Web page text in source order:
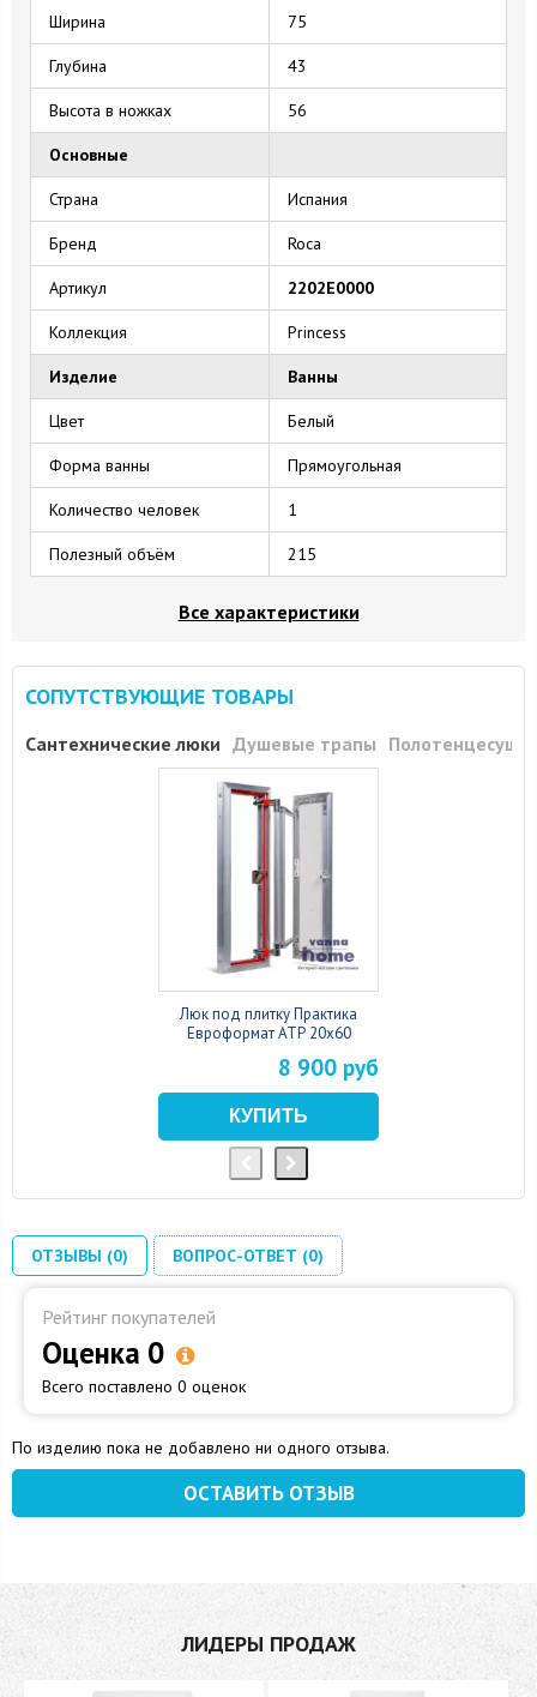
16 August 2024
Ширина 75
Глубина 43
Высота в ножках 56
Основные
Страна Испания
Бренд Roca
Артикул 2202Е0000
Коллекция Princess
Изделие Ванны
Цвет Белый
Форма ванны Прямоугольная
Количество человек 1
Полезный объём 215
Все характеристики
СОПУТСТВУЮЩИЕ ТОВАРЫ
Сантехнические люки Душевые трапы
Люк под плитку Практика
Евроформат АТР 20x60
8 900 руб
ОТЗЫВЫ (0) ВОПРОС-ОТВЕТ (0)
Рейтинг покупателей
Оценка 0
Всего поставлено 0 оценок
По изделию пока не добавлено ни одного отзыва.
ОСТАВИТЬ ОТЗЫВ
ЛИДЕРЫ ПРОДАЖ